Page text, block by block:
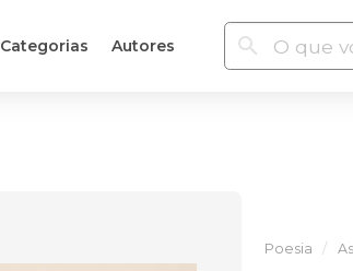
Categorias Autores
Poesia